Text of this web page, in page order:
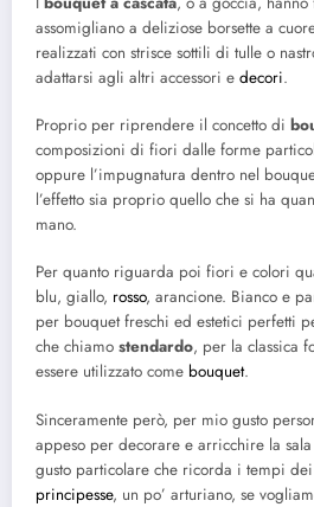
assomigliano a deliziose borsette a
realizzati con strisce sottili di tulle o
adattarsi agli altri accessori e decori.
Proprio per riprendere il concetto di
composizioni di fiori dalle forme
oppure l’impugnatura dentro nel
l’effetto sia proprio quello che si ha
mano.
Per quanto riguarda poi fiori e colori
blu, giallo, rosso, arancione. Bianco e
per bouquet freschi ed estetici perfetti
che chiamo stendardo, per la classica
essere utilizzato come bouquet.
Sinceramente però, per mio gusto
appeso per decorare e arricchire la
gusto particolare che ricorda i tempi
principesse, un po’ arturiano, se